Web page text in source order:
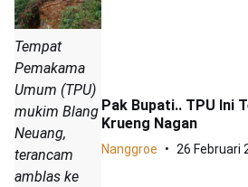
Tempat
Pemakama
Umum (TPU)
mukim Blang
Neuang,
terancam
amblas ke
Pak Bupati.. TPU Ini
Krueng Nagan
Nanggroe 26 Februari